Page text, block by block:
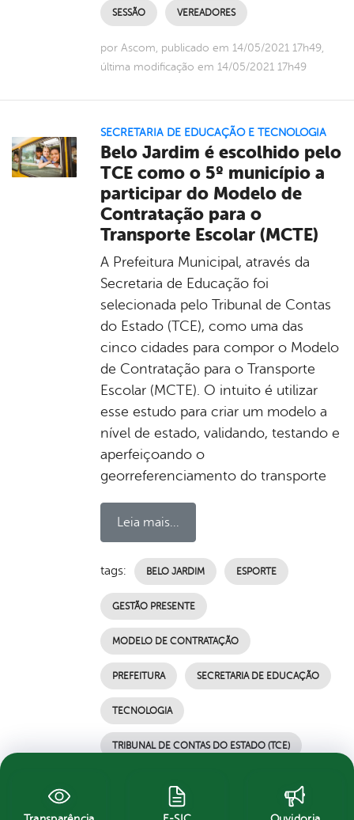
SESSÃO VEREADORES
por Ascom, publicado em 14/05/2021 17h49,
última modificação em 14/05/2021 17h49
SECRETARIA DE EDUCAÇÃO E TECNOLOGIA
Belo Jardim é escolhido pelo
TCE como o 5º município a
participar do Modelo de
Contratação para o
Transporte Escolar (MCTE)
A Prefeitura Municipal, através da
Secretaria de Educação foi
selecionada pelo Tribunal de Contas
do Estado (TCE), como uma das
cinco cidades para compor o Modelo
de Contratação para o Transporte
Escolar (MCTE). O intuito é utilizar
esse estudo para criar um modelo a
nível de estado, validando, testando e
aperfeiçoando o
georreferenciamento do transporte
Leia mais...
tags: BELO JARDIM ESPORTE
GESTÃO PRESENTE
MODELO DE CONTRATAÇÃO
PREFEITURA SECRETARIA DE EDUCAÇÃO
TECNOLOGIA
TRIBUNAL DE CONTAS DO ESTADO (TCE)
última modificação em 22/03/2021 19h01